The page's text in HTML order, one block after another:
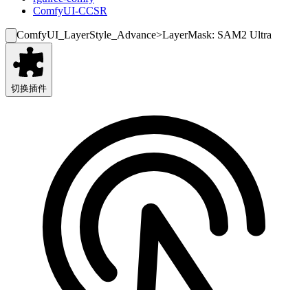
ComfyUI-CCSR
ComfyUI_LayerStyle_Advance>LayerMask: SAM2 Ultra
切换插件